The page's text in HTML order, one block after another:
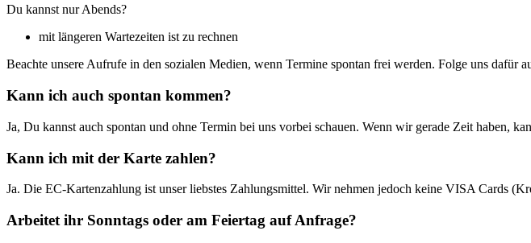
Du kannst nur Abends?
mit längeren Wartezeiten ist zu rechnen
Beachte unsere Aufrufe in den sozialen Medien, wenn Termine spontan frei werden. Folge uns dafür
Kann ich auch spontan kommen?
Ja, Du kannst auch spontan und ohne Termin bei uns vorbei schauen. Wenn wir gerade Zeit haben,
Kann ich mit der Karte zahlen?
Ja. Die EC-Kartenzahlung ist unser liebstes Zahlungsmittel. Wir nehmen jedoch keine VISA Cards
Arbeitet ihr Sonntags oder am Feiertag auf Anfrage?